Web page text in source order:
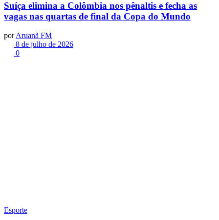
Suíça elimina a Colômbia nos pênaltis e fecha as
vagas nas quartas de final da Copa do Mundo
por Aruanã FM
8 de julho de 2026
0
Esporte